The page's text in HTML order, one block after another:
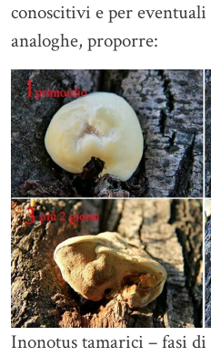
conoscitivi e per
analoghe, proporre:
Inonotus tamarici – fasi di